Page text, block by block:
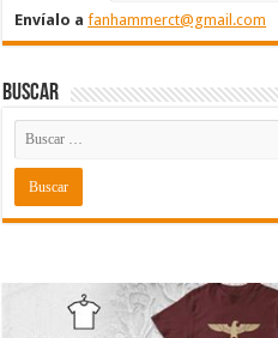
Envíalo afanhammerct@gmail.com
Buscar